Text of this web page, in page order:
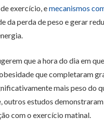
exercício, emecanismos
da perda de peso e gerar
que a hora do dia em
que completaram
mais peso do
outros estudos
com o exercício matinal.